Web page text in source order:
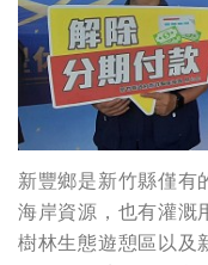
新豐鄉是新竹縣僅有
海岸資源，也有灌溉
樹林生態遊憩區以及